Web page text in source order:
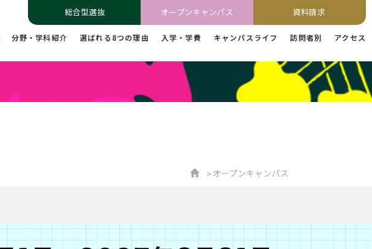
総合型選抜 オープンキャンパス 資料請求
分野・学科紹介 選ばれる8つの理由 入学・学費 キャンパスライフ 訪問者別 アクセス
オープンキャンパス